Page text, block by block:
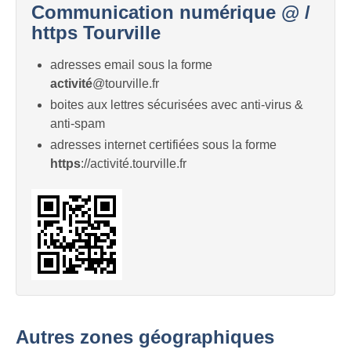
Communication numérique @ /
https Tourville
adresses email sous la forme
activité@tourville.fr
boites aux lettres sécurisées avec anti-virus &
anti-spam
adresses internet certifiées sous la forme
https://activité.tourville.fr
Autres zones géographiques